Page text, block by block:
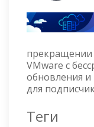
VMware с
обновления и
для
Теги